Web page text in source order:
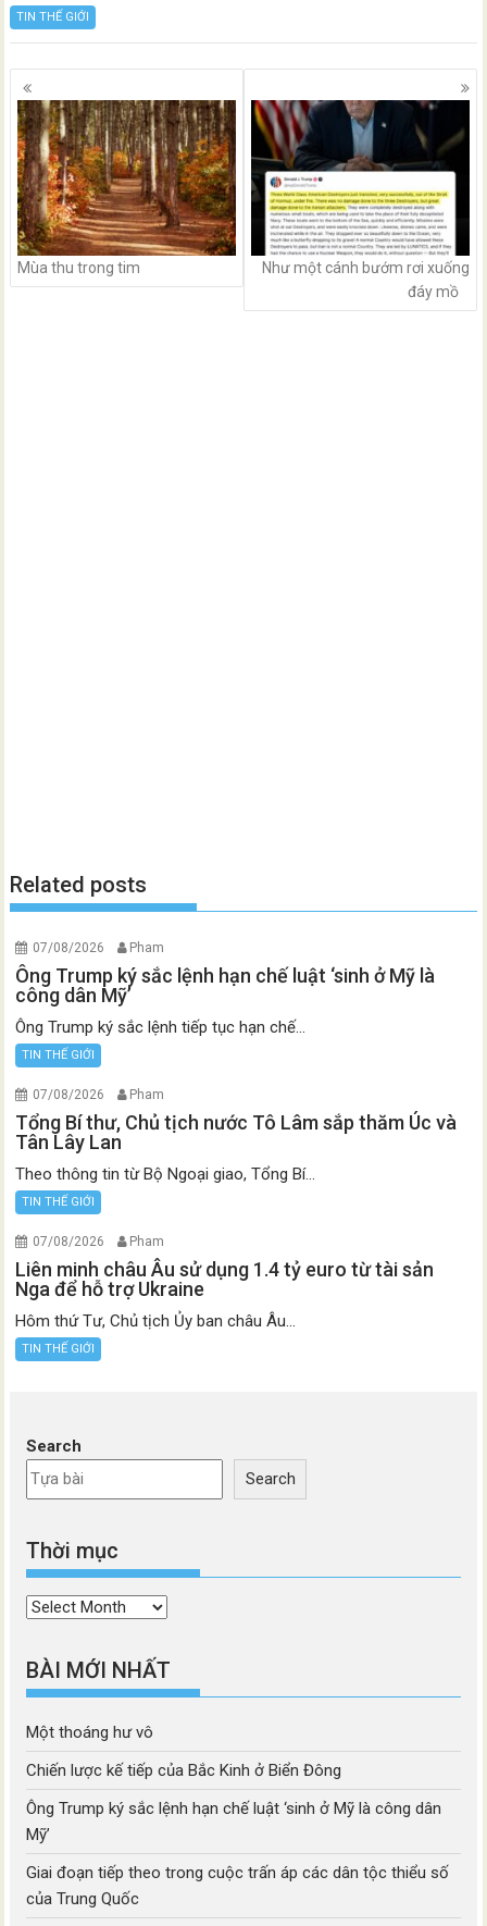
TIN THẾ GIỚI
Posts
navigation
Mùa thu trong tim
Như một cánh bướm rơi xuống
đáy mồ
Related posts
07/08/2026 Pham
Ông Trump ký sắc lệnh hạn chế luật ‘sinh ở Mỹ là
công dân Mỹ’
Ông Trump ký sắc lệnh tiếp tục hạn chế...
TIN THẾ GIỚI
07/08/2026 Pham
Tổng Bí thư, Chủ tịch nước Tô Lâm sắp thăm Úc và
Tân Lây Lan
Theo thông tin từ Bộ Ngoại giao, Tổng Bí...
TIN THẾ GIỚI
07/08/2026 Pham
Liên minh châu Âu sử dụng 1.4 tỷ euro từ tài sản
Nga để hỗ trợ Ukraine
Hôm thứ Tư, Chủ tịch Ủy ban châu Âu...
TIN THẾ GIỚI
Search
Search
Thời mục
Thời
BÀI MỚI NHẤT
Một thoáng hư vô
Chiến lược kế tiếp của Bắc Kinh ở Biển Đông
Ông Trump ký sắc lệnh hạn chế luật ‘sinh ở Mỹ là công dân
Mỹ’
Giai đoạn tiếp theo trong cuộc trấn áp các dân tộc thiểu số
của Trung Quốc